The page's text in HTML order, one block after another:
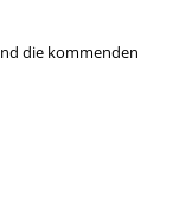
die kommenden